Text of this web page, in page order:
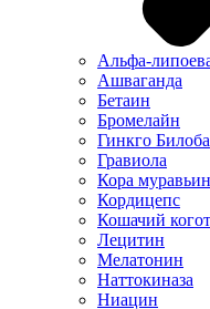
Альфа-
Ашваганда
Бетаин
Бромелайн
Гинкго Билоба
Гравиола
Кора
Кордицепс
Кошачий
Лецитин
Мелатонин
Наттокиназа
Ниацин